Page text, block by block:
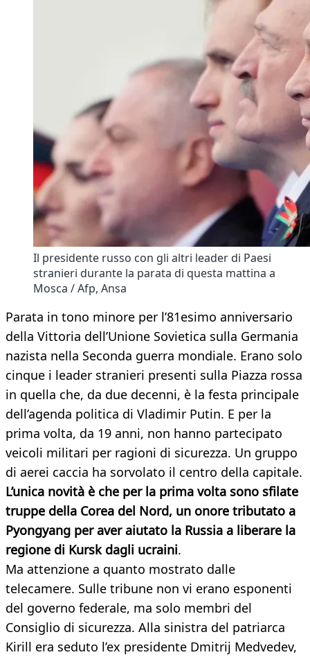
Il presidente russo con gli altri leader di Paesi
stranieri durante la parata di questa mattina a
Mosca / Afp, Ansa
Parata in tono minore per l’81esimo anniversario
della Vittoria dell’Unione Sovietica sulla Germania
nazista nella Seconda guerra mondiale. Erano solo
cinque i leader stranieri presenti sulla Piazza rossa
in quella che, da due decenni, è la festa principale
dell’agenda politica di Vladimir Putin. E per la
prima volta, da 19 anni, non hanno partecipato
veicoli militari per ragioni di sicurezza. Un gruppo
di aerei caccia ha sorvolato il centro della capitale.
L’unica novità è che per la prima volta sono sfilate
truppe della Corea del Nord, un onore tributato a
Pyongyang per aver aiutato la Russia a liberare la
regione di Kursk dagli ucraini.
Ma attenzione a quanto mostrato dalle
telecamere. Sulle tribune non vi erano esponenti
del governo federale, ma solo membri del
Consiglio di sicurezza. Alla sinistra del patriarca
Kirill era seduto l’ex presidente Dmitrij Medvedev,